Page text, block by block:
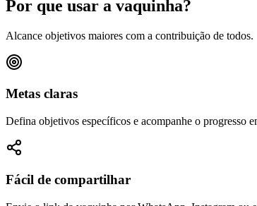
Por que usar a vaquinha?
Alcance objetivos maiores com a contribuição de todos.
Metas claras
Defina objetivos específicos e acompanhe o progresso
Fácil de compartilhar